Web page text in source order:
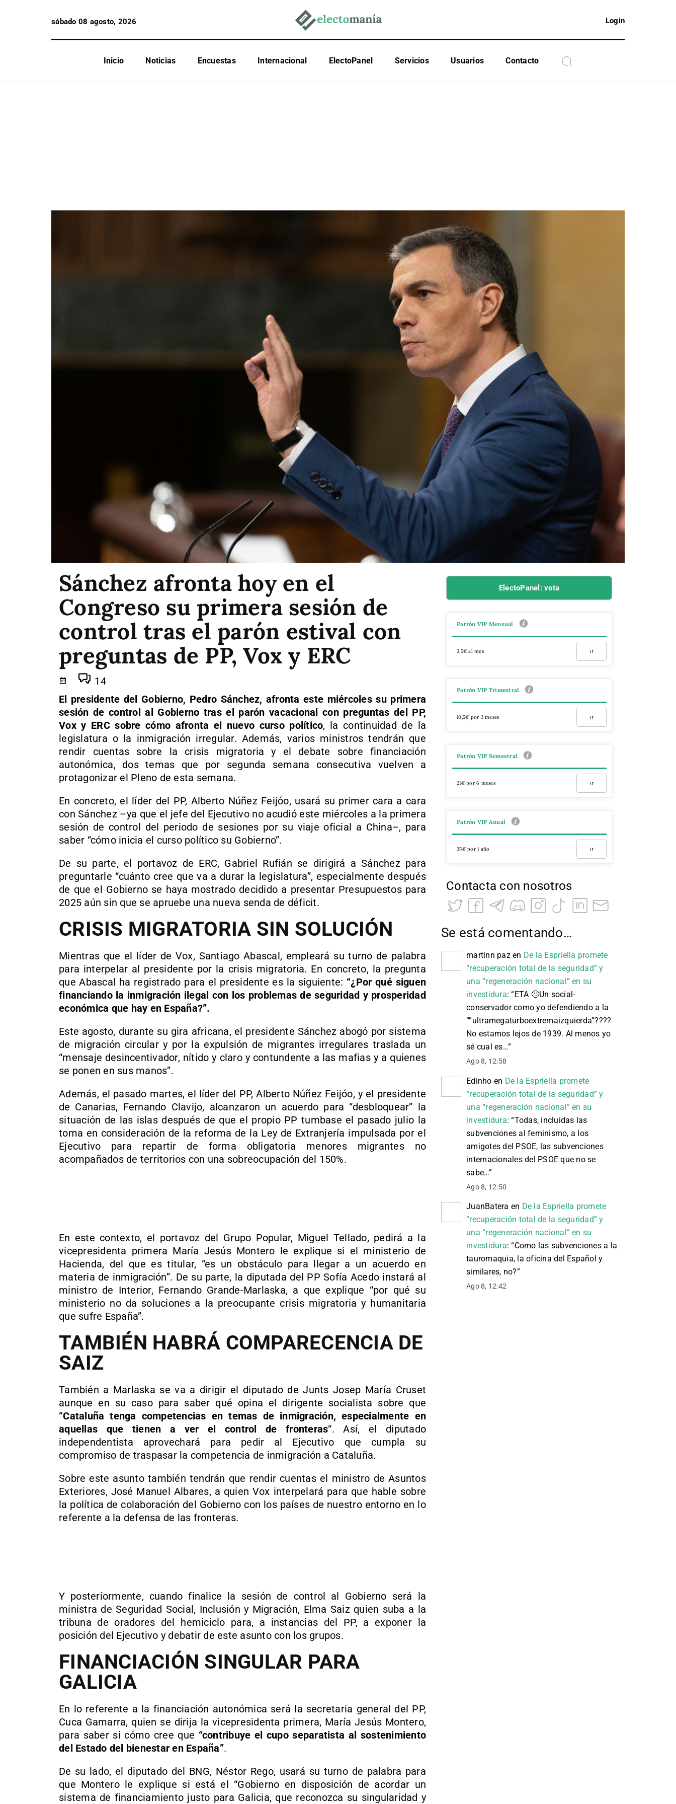
sábado 08 agosto, 2026 Login
Inicio Noticias Encuestas Internacional ElectoPanel Servicios Usuarios Contacto
Sánchez afronta hoy en el
Congreso su primera sesión de
control tras el parón estival con
preguntas de PP, Vox y ERC
14
El presidente del Gobierno, Pedro Sánchez, afronta este miércoles su primera
sesión de control al Gobierno tras el parón vacacional con preguntas del PP,
Vox y ERC sobre cómo afronta el nuevo curso político, la continuidad de la
legislatura o la inmigración irregular. Además, varios ministros tendrán que
rendir cuentas sobre la crisis migratoria y el debate sobre financiación
autonómica, dos temas que por segunda semana consecutiva vuelven a
protagonizar el Pleno de esta semana.
En concreto, el líder del PP, Alberto Núñez Feijóo, usará su primer cara a cara
con Sánchez –ya que el jefe del Ejecutivo no acudió este miércoles a la primera
sesión de control del periodo de sesiones por su viaje oficial a China–, para
saber “cómo inicia el curso político su Gobierno”.
De su parte, el portavoz de ERC, Gabriel Rufián se dirigirá a Sánchez para
preguntarle “cuánto cree que va a durar la legislatura”, especialmente después
de que el Gobierno se haya mostrado decidido a presentar Presupuestos para
2025 aún sin que se apruebe una nueva senda de déficit.
CRISIS MIGRATORIA SIN SOLUCIÓN
Mientras que el líder de Vox, Santiago Abascal, empleará su turno de palabra
para interpelar al presidente por la crisis migratoria. En concreto, la pregunta
que Abascal ha registrado para el presidente es la siguiente: “¿Por qué siguen
financiando la inmigración ilegal con los problemas de seguridad y prosperidad
económica que hay en España?”.
Este agosto, durante su gira africana, el presidente Sánchez abogó por sistema
de migración circular y por la expulsión de migrantes irregulares traslada un
“mensaje desincentivador, nítido y claro y contundente a las mafias y a quienes
se ponen en sus manos”.
Además, el pasado martes, el líder del PP, Alberto Núñez Feijóo, y el presidente
de Canarias, Fernando Clavijo, alcanzaron un acuerdo para “desbloquear” la
situación de las islas después de que el propio PP tumbase el pasado julio la
toma en consideración de la reforma de la Ley de Extranjería impulsada por el
Ejecutivo para repartir de forma obligatoria menores migrantes no
acompañados de territorios con una sobreocupación del 150%.
En este contexto, el portavoz del Grupo Popular, Miguel Tellado, pedirá a la
vicepresidenta primera María Jesús Montero le explique si el ministerio de
Hacienda, del que es titular, “es un obstáculo para llegar a un acuerdo en
materia de inmigración”. De su parte, la diputada del PP Sofía Acedo instará al
ministro de Interior, Fernando Grande-Marlaska, a que explique “por qué su
ministerio no da soluciones a la preocupante crisis migratoria y humanitaria
que sufre España”.
TAMBIÉN HABRÁ COMPARECENCIA DE
SAIZ
También a Marlaska se va a dirigir el diputado de Junts Josep María Cruset
aunque en su caso para saber qué opina el dirigente socialista sobre que
“Cataluña tenga competencias en temas de inmigración, especialmente en
aquellas que tienen a ver el control de fronteras“. Así, el diputado
independentista aprovechará para pedir al Ejecutivo que cumpla su
compromiso de traspasar la competencia de inmigración a Cataluña.
Sobre este asunto también tendrán que rendir cuentas el ministro de Asuntos
Exteriores, José Manuel Albares, a quien Vox interpelará para que hable sobre
la política de colaboración del Gobierno con los países de nuestro entorno en lo
referente a la defensa de las fronteras.
Y posteriormente, cuando finalice la sesión de control al Gobierno será la
ministra de Seguridad Social, Inclusión y Migración, Elma Saiz quien suba a la
tribuna de oradores del hemiciclo para, a instancias del PP, a exponer la
posición del Ejecutivo y debatir de este asunto con los grupos.
FINANCIACIÓN SINGULAR PARA
GALICIA
En lo referente a la financiación autonómica será la secretaria general del PP,
Cuca Gamarra, quien se dirija la vicepresidenta primera, María Jesús Montero,
para saber si cómo cree que “contribuye el cupo separatista al sostenimiento
del Estado del bienestar en España”.
De su lado, el diputado del BNG, Néstor Rego, usará su turno de palabra para
que Montero le explique si está el “Gobierno en disposición de acordar un
sistema de financiamiento justo para Galicia, que reconozca su singularidad y
ElectoPanel: vota
Patrón VIP Mensual
3,5€ al mes Ir
Patrón VIP Trimestral
10,5€ por 3 meses Ir
Patrón VIP Semestral
21€ por 6 meses Ir
Patrón VIP Anual
35€ por 1 año Ir
Contacta con nosotros
Se está comentando…
martinn pazen De la Espriella promete
“recuperación total de la seguridad” y
una “regeneración nacional” en su
investidura: “ETA 🙄 Un social-
conservador como yo defendiendo a la
“”ultramegaturboextremaizquierda”????
No estamos lejos de 1939. Al menos yo
sé cual es…”
Ago 8, 12:58
Edinho en De la Espriella promete
“recuperación total de la seguridad” y
una “regeneración nacional” en su
investidura: “Todas, incluidas las
subvenciones al feminismo, a los
amigotes del PSOE, las subvenciones
internacionales del PSOE que no se
sabe…”
Ago 8, 12:50
JuanBatera en De la Espriella promete
“recuperación total de la seguridad” y
una “regeneración nacional” en su
investidura: “Como las subvenciones a la
tauromaquia, la oficina del Español y
similares, no?”
Ago 8, 12:42